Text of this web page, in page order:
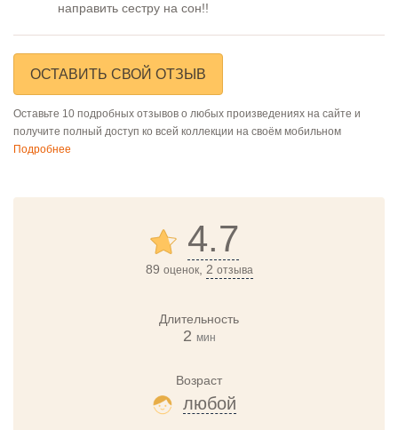
направить сестру на сон!!
ОСТАВИТЬ СВОЙ ОТЗЫВ
Оставьте 10 подробных отзывов о любых произведениях на сайте и
получите полный доступ ко всей коллекции на своём мобильном
Подробнее
4.7
89 оценок, 2 отзыва
Длительность
2 мин
Возраст
любой